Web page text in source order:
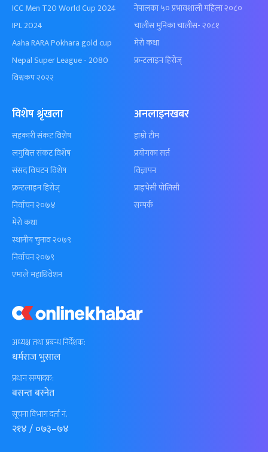
अध्यक्ष तथा प्रबन्ध निर्देशक:
धर्मराज भुसाल
प्रधान सम्पादक:
बसन्त बस्नेत
सूचना विभाग दर्ता नं.
२१४ / ०७३–७४
ICC Men T20 World Cup 2024
IPL 2024
Aaha RARA Pokhara gold cup
Nepal Super League - 2080
विश्वकप २०२२
नेपालका ५० प्रभावशाली महिला २०८०
चालीस मुनिका चालीस- २०८१
मेरो कथा
फ्रन्टलाइन हिरोज्
विशेष श्रृंखला
सहकारी संकट विशेष
लगुबित्त संकट विशेष
संसद विघटन विशेष
फ्रन्टलाइन हिरोज्
निर्वाचन २०७४
मेरो कथा
स्थानीय चुनाव २०७९
निर्वाचन २०७९
एमाले महाधिवेशन
अनलाइनखबर
हाम्रो टीम
प्रयोगका सर्त
विज्ञापन
प्राइभेसी पोलिसी
सम्पर्क